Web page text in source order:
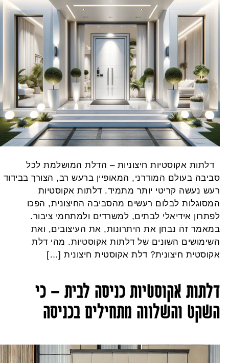
אקוסטיות חיצוניות – הדלת המושלמת לכל
בעולם המודרני, המאופיין ברעש רב, הצורך בבידוד
נעשה קריטי יותר מתמיד. דלתות אקוסטיות
לבלום רעשים מהסביבה החיצונית, הפכו
אידיאלי לבתים, למשרדים ולמתחמי ציבור.
זה נבחן את היתרונות, את העיצובים, ואת
השונים של דלתות אקוסטיות. מהי דלת
חיצונית? דלת אקוסטית חיצונית […]
אקוסטיות כניסה לבית – כי
והשלווה מתחילים בכניסה